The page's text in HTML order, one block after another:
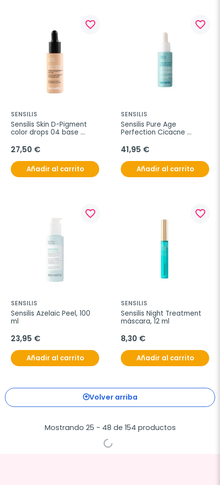
favorite_border
SENSILIS
Sensilis Skin D-Pigment
color drops 04 base
27,50 €
Añadir al carrito
favorite_border
SENSILIS
Sensilis Pure Age
Perfection Cicacne
41,95 €
Añadir al carrito
favorite_border
SENSILIS
Sensilis Azelaic Peel, 100
ml
23,95 €
Añadir al carrito
favorite_border
SENSILIS
Sensilis Night Treatment
máscara, 12 ml
8,30 €
Añadir al carrito
Volver arriba
Mostrando 25 - 48 de 154 productos